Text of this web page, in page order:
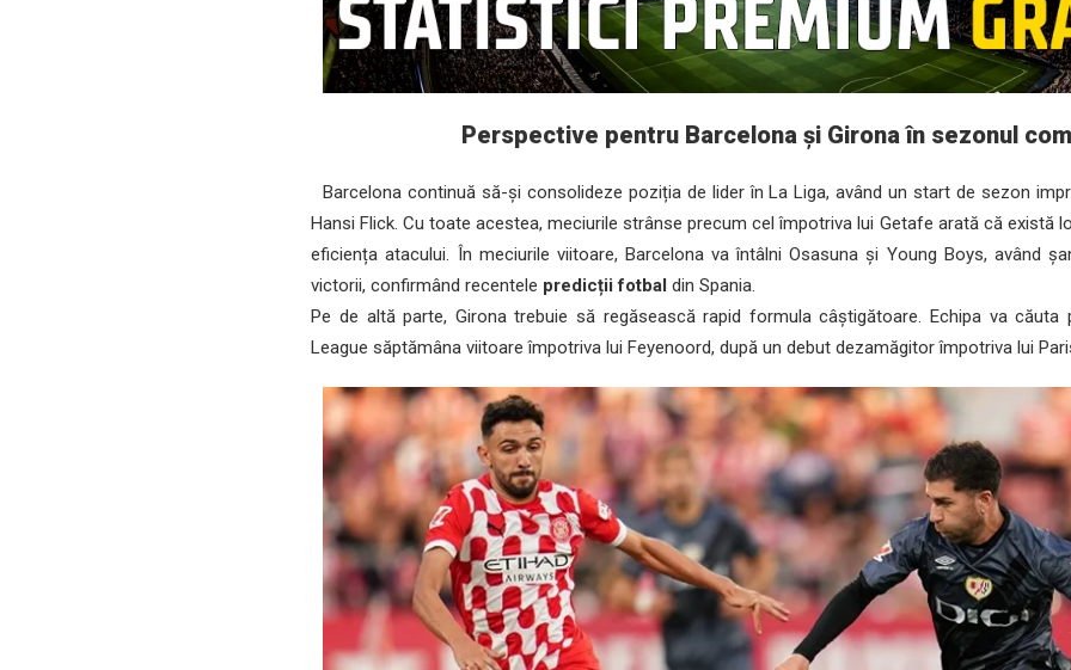
Perspective pentru Barcelona și Girona în sezonul
Barcelona continuă să-și consolideze poziția de lider în La Liga, având un start de sezon
Hansi Flick. Cu toate acestea, meciurile strânse precum cel împotriva lui Getafe arată că există
eficiența atacului. În meciurile viitoare, Barcelona va întâlni Osasuna și Young Boys, având
victorii, confirmând recentele predicții fotbal din Spania.
Pe de altă parte, Girona trebuie să regăsească rapid formula câștigătoare. Echipa va căuta
League săptămâna viitoare împotriva lui Feyenoord, după un debut dezamăgitor împotriva lui